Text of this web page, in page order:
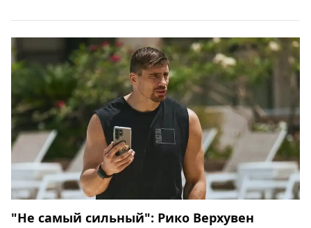
"Не самый сильный": Рико Верхувен